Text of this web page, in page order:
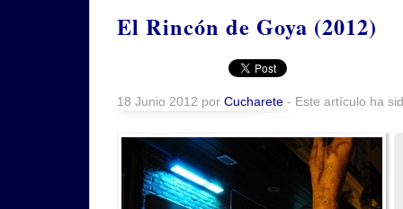
El Rincón de Goya (2012)
18 Junio 2012 por Cucharete - Este artículo ha